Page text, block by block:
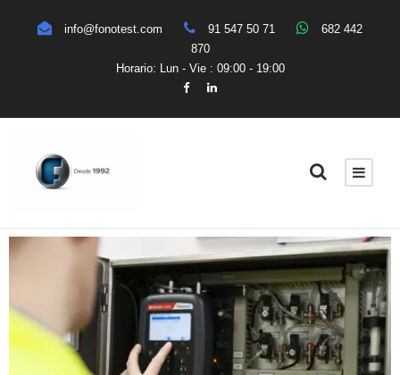
info@fonotest.com 91 547 50 71
682 442
870
Horario: Lun - Vie : 09:00 - 19:00